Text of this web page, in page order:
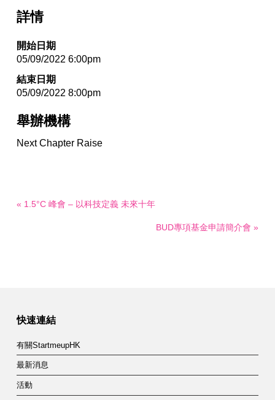
詳情
開始日期
05/09/2022 6:00pm
結束日期
05/09/2022 8:00pm
舉辦機構
Next Chapter Raise
« 1.5°C 峰會 – 以科技定義 未來十年
BUD專項基金申請簡介會 »
快速連結
有關StartmeupHK
最新消息
活動